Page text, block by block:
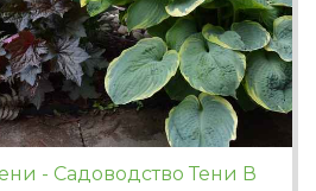
- Садоводство Тени В